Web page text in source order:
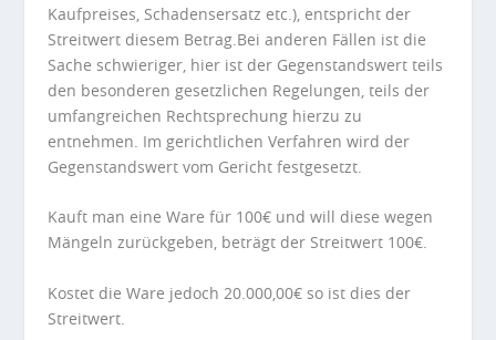
Kaufpreises, Schadensersatz etc.), entspricht der
Streitwert diesem Betrag.Bei anderen Fällen ist die
Sache schwieriger, hier ist der Gegenstandswert teils
den besonderen gesetzlichen Regelungen, teils der
umfangreichen Rechtsprechung hierzu zu
entnehmen. Im gerichtlichen Verfahren wird der
Gegenstandswert vom Gericht festgesetzt.
Kauft man eine Ware für 100€ und will diese wegen
Mängeln zurückgeben, beträgt der Streitwert 100€.
Kostet die Ware jedoch 20.000,00€ so ist dies der
Streitwert.